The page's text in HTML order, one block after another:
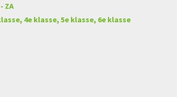
ZA
4e klasse, 5e klasse, 6e klasse